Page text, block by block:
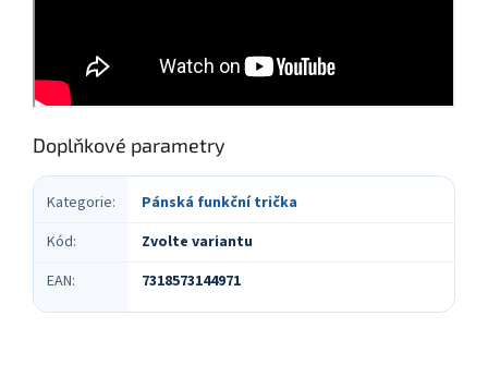
Doplňkové parametry
Kategorie:
Pánská funkční trička
Kód:
Zvolte variantu
EAN: 7318573144971